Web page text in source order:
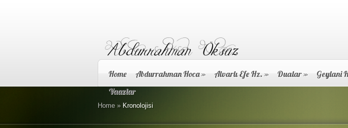
Home Abdurrahman Hoca» Alvarlı Efe Hz. » Dualar» Geylani
Vaazlar
Home » Kronolojisi